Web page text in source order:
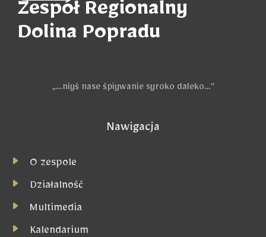
Zespół Regionalny
Dolina Popradu
„…niyś nase śpiywanie syroko daleko…”
Nawigacja
O zespole
Działalność
Multimedia
Kalendarium